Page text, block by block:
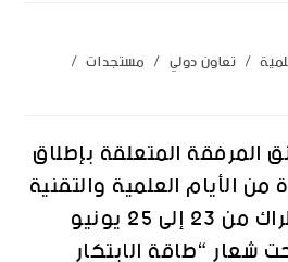
/ تعاون دولي / مستجدات /
المرفقة المتعلقة بإطلاق
الأيام العلمية والتقنية
التي تنظمها سوناطراك من 23 إلى 25 يونيو
شعار “طاقة الابتكار